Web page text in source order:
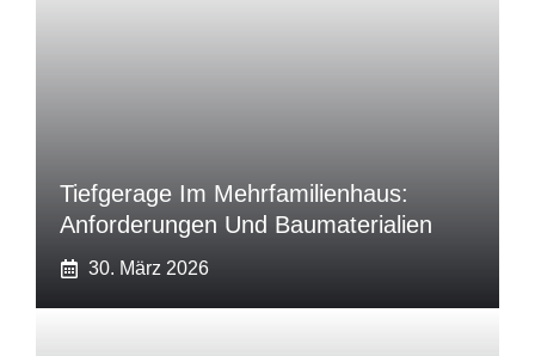
Tiefgerage Im Mehrfamilienhaus:
Anforderungen Und Baumaterialien
30. März 2026